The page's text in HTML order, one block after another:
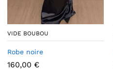
VIDE BOUBOU
Robe noire
160,00 €